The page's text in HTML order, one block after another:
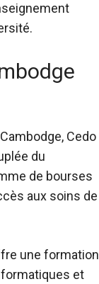
Cedo
du
de bourses
aux soins de
une formation
et